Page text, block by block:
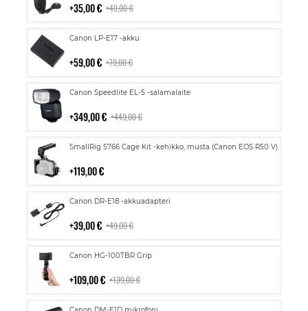
35,00 € 49,00 €
Canon LP-E17 -akku
59,00 € 79,00 €
Lisää
Canon Speedlite EL-5 -salamalaite
349,00 € 449,00 €
Lisää
SmallRig 5766 Cage Kit -kehikko, musta (Canon EOS R50 V)
119,00 €
Lisää
Canon DR-E18 -akkuadapteri
39,00 € 49,00 €
Lisää
Canon HG-100TBR Grip
109,00 € 139,00 €
Lisää
Lisää